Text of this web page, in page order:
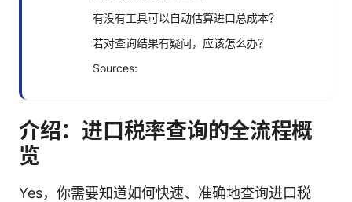
有没有工具可以自动估算进口总成本？
若对查询结果有疑问，应该怎么办？
Sources:
介绍：进口税率查询的全流程概
览
Yes，你需要知道如何快速、准确地查询进口税